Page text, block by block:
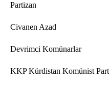
Partizan
Civanen Azad
Devrimci Komünarlar
KKP Kürdistan Komünist